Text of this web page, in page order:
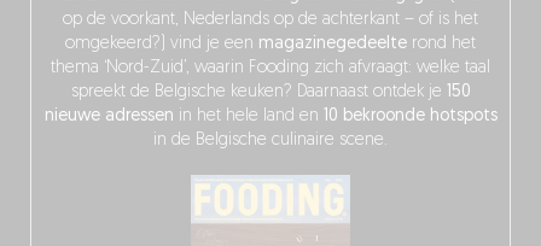
op de voorkant, Nederlands op de achterkant – of is het
omgekeerd?) vind je een magazinegedeelte rond het
thema ‘Nord-Zuid’, waarin Fooding zich afvraagt: welke taal
spreekt de Belgische keuken? Daarnaast ontdek je 150
nieuwe adressen in het hele land en 10 bekroonde hotspots
in de Belgische culinaire scene.